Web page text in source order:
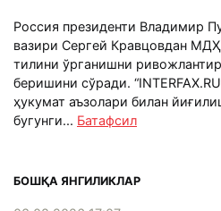
Россия президенти Владимир
вазири Сергей Кравцовдан
тилини ўрганишни
беришини сўради.
ҳукумат аъзолари билан
бугунги... Батафсил
БОШҚА ЯНГИЛИКЛАР